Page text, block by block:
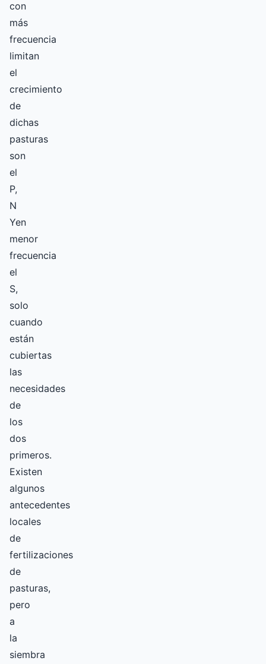
con
más
frecuencia
limitan
el
crecimiento
de
dichas
pasturas
son
el
P,
N
Yen
menor
frecuencia
el
S,
solo
cuando
están
cubiertas
las
necesidades
de
los
dos
primeros.
Existen
algunos
antecedentes
locales
de
fertilizaciones
de
pasturas,
pero
a
la
siembra